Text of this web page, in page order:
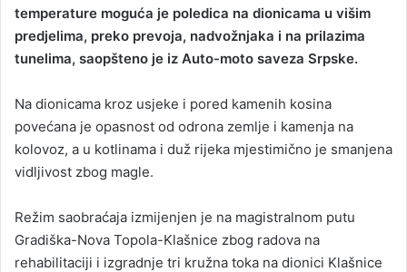
m
l
temperature moguća je poledica na dionicama u višim
predjelima, preko prevoja, nadvožnjaka i na prilazima
tunelima, saopšteno je iz Auto-moto saveza Srpske.
Na dionicama kroz usjeke i pored kamenih kosina
povećana je opasnost od odrona zemlje i kamenja na
kolovoz, a u kotlinama i duž rijeka mjestimično je smanjena
vidljivost zbog magle.
Režim saobraćaja izmijenjen je na magistralnom putu
Gradiška-Nova Topola-Klašnice zbog radova na
rehabilitaciji i izgradnje tri kružna toka na dionici Klašnice